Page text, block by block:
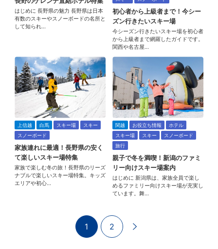
はじめに 長野県の魅力 長野県は日本
有数のスキーやスノーボードの名所と
して知られ…
初心者から上級者まで！今シー
ズン行きたいスキー場
今シーズン行きたいスキー場を初心者
から上級者まで網羅したガイドです。
関西や名古屋…
上信越 白馬 スキー場
スキー
スノーボード
家族連れに最適！長野県の安く
て楽しいスキー場特集
家族で楽しむ冬の旅！長野県のリーズ
ナブルで楽しいスキー場特集。キッズ
エリアや初心…
関越 お役立ち情報
ホテル
スキー場
スキー
スノーボード
旅行
親子で冬を満喫！新潟のファミ
リー向けスキー場案内
はじめに 新潟県は、家族全員で楽し
めるファミリー向けスキー場が充実し
ています。舞…
1 2